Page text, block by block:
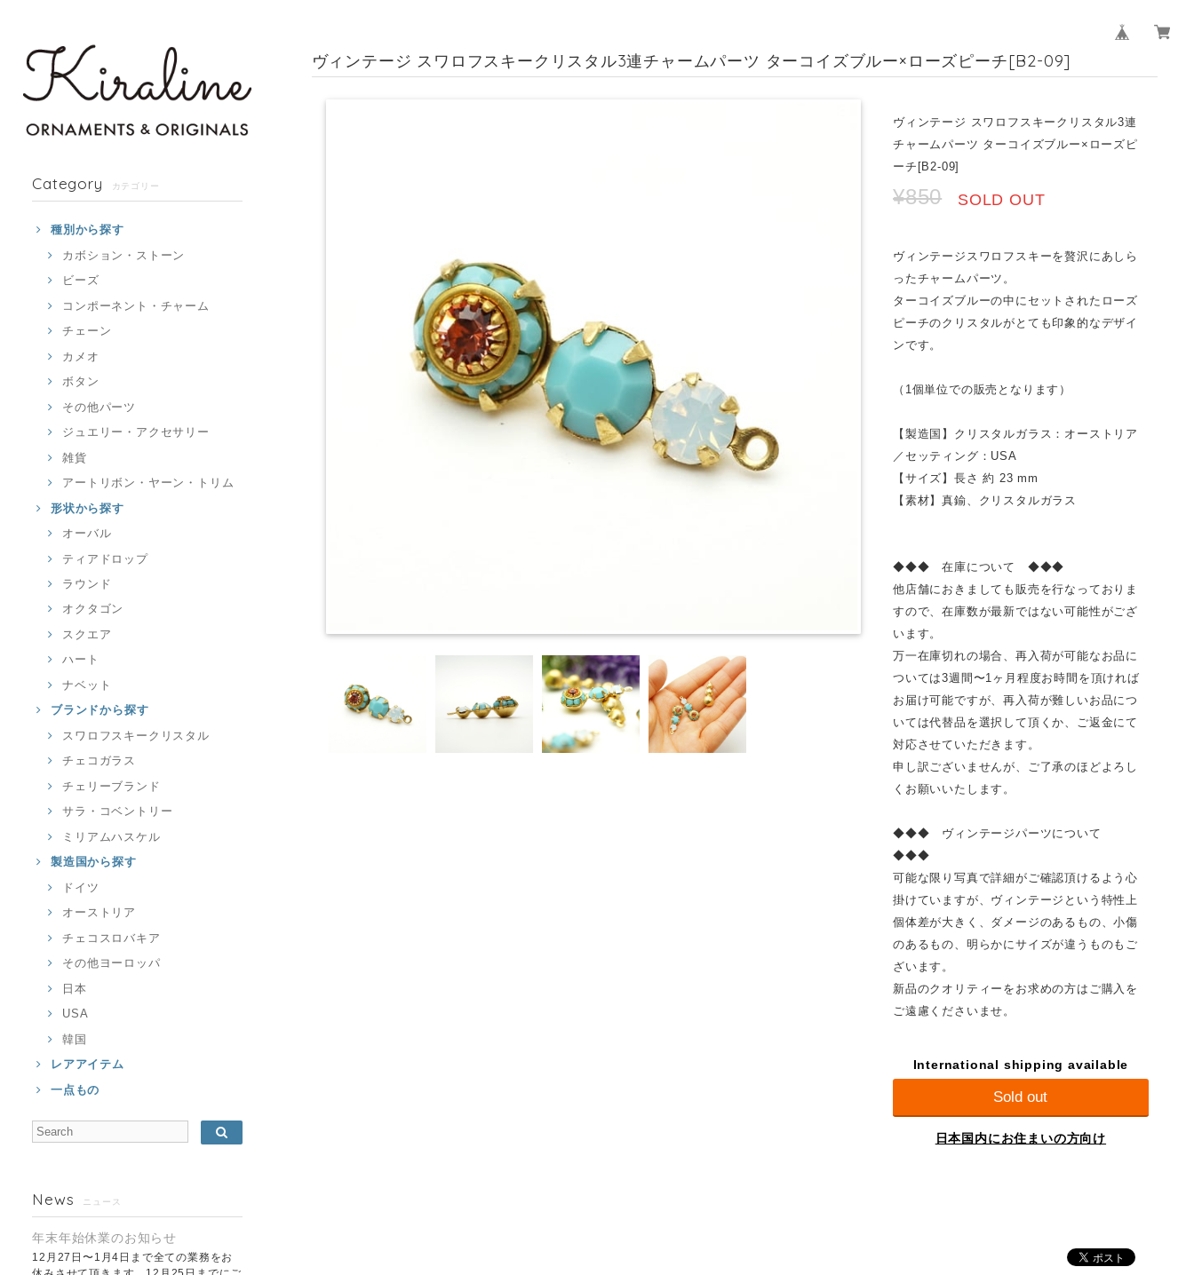
Category カテゴリー
種別から探す
カボション・ストーン
ビーズ
コンポーネント・チャーム
チェーン
カメオ
ボタン
その他パーツ
ジュエリー・アクセサリー
雑貨
アートリボン・ヤーン・トリム
形状から探す
オーバル
ティアドロップ
ラウンド
オクタゴン
スクエア
ハート
ナベット
ブランドから探す
スワロフスキークリスタル
チェコガラス
チェリーブランド
サラ・コベントリー
ミリアムハスケル
製造国から探す
ドイツ
オーストリア
チェコスロバキア
その他ヨーロッパ
日本
USA
韓国
レアアイテム
一点もの
News ニュース
年末年始休業のお知らせ
12月27日〜1月4日まで全ての業務をお
ヴィンテージ スワロフスキークリスタル3連チャームパーツ ターコイズブルー×ローズピーチ[B2-09]
ヴィンテージ スワロフスキークリスタル3連
チャームパーツ ターコイズブルー×ローズピ
ーチ[B2-09]
¥850 SOLD OUT
ヴィンテージスワロフスキーを贅沢にあしら
ったチャームパーツ。
ターコイズブルーの中にセットされたローズ
ピーチのクリスタルがとても印象的なデザイ
ンです。
（1個単位での販売となります）
【製造国】クリスタルガラス：オーストリア
／セッティング：USA
【サイズ】長さ 約 23 mm
【素材】真鍮、クリスタルガラス
◆◆◆ 在庫について ◆◆◆
他店舗におきましても販売を行なっておりま
すので、在庫数が最新ではない可能性がござ
います。
万一在庫切れの場合、再入荷が可能なお品に
ついては3週間〜1ヶ月程度お時間を頂ければ
お届け可能ですが、再入荷が難しいお品につ
いては代替品を選択して頂くか、ご返金にて
対応させていただきます。
申し訳ございませんが、ご了承のほどよろし
くお願いいたします。
◆◆◆ ヴィンテージパーツについて
◆◆◆
可能な限り写真で詳細がご確認頂けるよう心
掛けていますが、ヴィンテージという特性上
個体差が大きく、ダメージのあるもの、小傷
のあるもの、明らかにサイズが違うものもご
ざいます。
新品のクオリティーをお求めの方はご購入を
ご遠慮くださいませ。
International shipping available
Sold out
日本国内にお住まいの方向け